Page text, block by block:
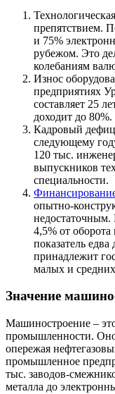
препятствием.
и 75%
рубежом. Это
колебаниям
Износ
предприятиях
составляет 25
доходит до
Кадровый
следующему
120 тыс.
выпускников
специальности.
опытно-
4,5% от
показатель
принадлежит
малых и
Значение
Машиностроение –
промышленности.
опережая
промышленное
тыс. заводов-
металла до